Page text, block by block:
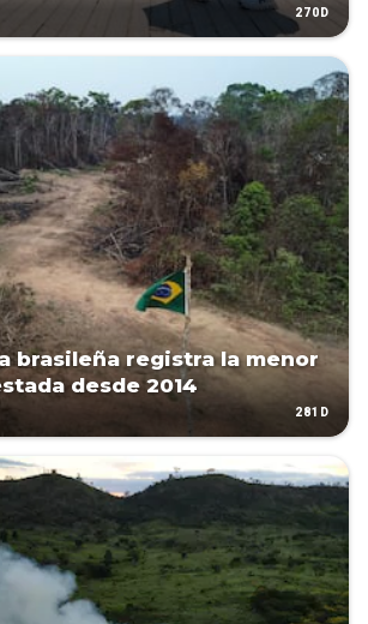
270D
brasileña registra la menor
desde 2014
281D